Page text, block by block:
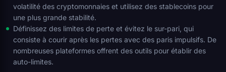
volatilité des cryptomonnaies et utilisez des stablecoins pour
une plus grande stabilité.
Définissez des limites de perte et évitez le sur-pari, qui
consiste à courir après les pertes avec des paris impulsifs. De
nombreuses plateformes offrent des outils pour établir des
auto-limites.